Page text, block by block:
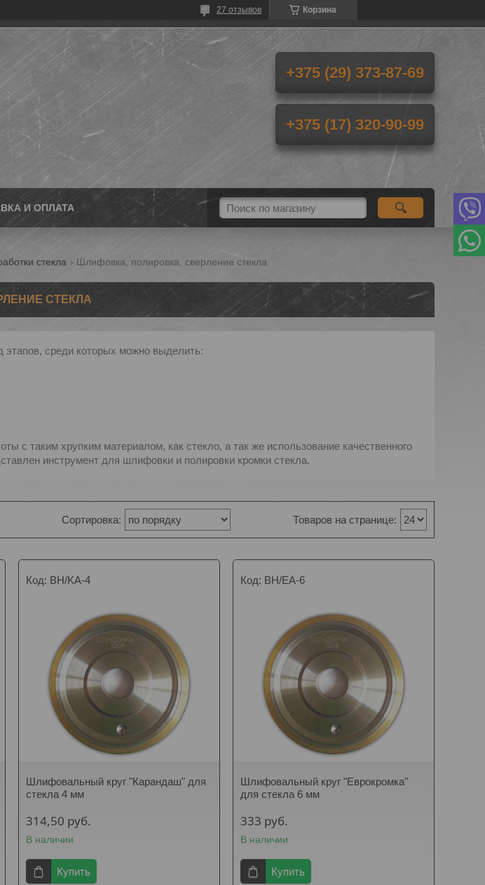
Корзина
27 отзывов
+375 (29) 373-87-69
+375 (17) 320-90-99
И ОПЛАТА
стекла Шлифовка, полировка, сверление стекла
СТЕКЛА
этапов, среди которых можно выделить:
с таким хрупким материалом, как стекло, а так же использование качественного
инструмент для шлифовки и полировки кромки стекла.
BH/KA-4
Шлифовальный круг "Карандаш" для
стекла 4 мм
314,50 руб.
В наличии
Купить
BH/ЕA-6
Шлифовальный круг "Еврокромка"
для стекла 6 мм
333 руб.
В наличии
Купить